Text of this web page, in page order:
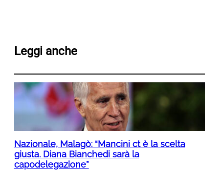
Leggi anche
Nazionale, Malagò: “Mancini ct è la scelta
giusta. Diana Bianchedi sarà la
capodelegazione”